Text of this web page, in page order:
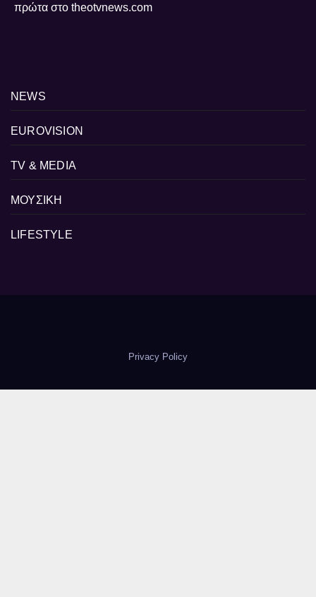
πρώτα στο theotvnews.com
NEWS
EUROVISION
TV & MEDIA
ΜΟΥΣΙΚΗ
LIFESTYLE
Privacy Policy